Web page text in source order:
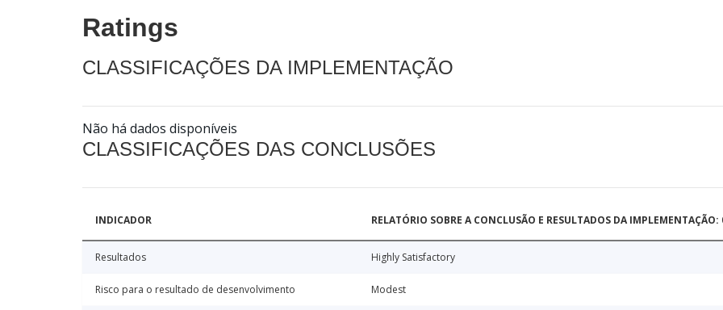
Ratings
CLASSIFICAÇÕES DA IMPLEMENTAÇÃO
Não há dados disponíveis
CLASSIFICAÇÕES DAS CONCLUSÕES
INDICADOR RELATÓRIO SOBRE A CONCLUSÃO E RESULTADOS DA
Resultados Highly Satisfactory
Risco para o resultado de desenvolvimento Modest